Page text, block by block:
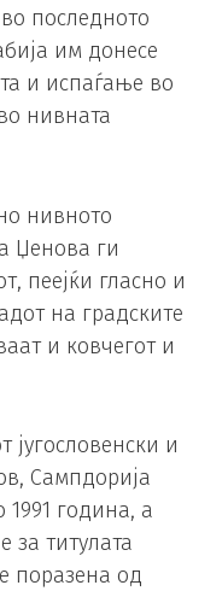
последното
им донесе
и испаѓање во
нивната
нивното
Џенова ги
пеејќи гласно и
на градските
и ковчегот и
и
Сампдорија
година, а
титулата
поразена од